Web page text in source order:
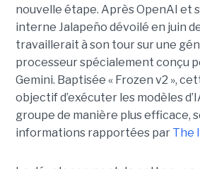
nouvelle étape. Après OpenAI et
interne Jalapeño dévoilé en juin
travaillerait à son tour sur une
processeur spécialement conçu
Gemini. Baptisée « Frozen v2 »,
objectif d’exécuter les modèles
groupe de manière plus efficace,
informations rapportées par The